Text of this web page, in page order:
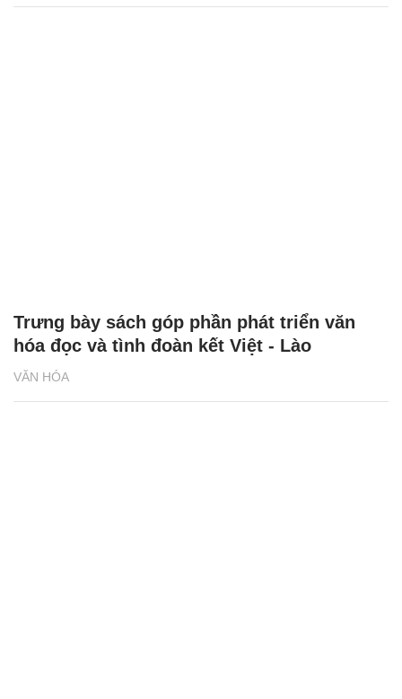
VĂN HÓA
Trưng bày sách góp phần phát triển văn
hóa đọc và tình đoàn kết Việt - Lào